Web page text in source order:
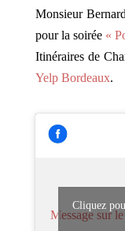
Monsieur
pour la soirée «
Itinéraires de
Yelp Bordeaux.
Message sur
Cliquez